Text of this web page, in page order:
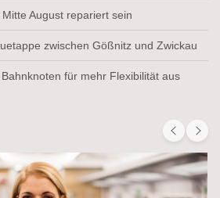
August repariert sein
zwischen Gößnitz und Zwickau
für mehr Flexibilität aus